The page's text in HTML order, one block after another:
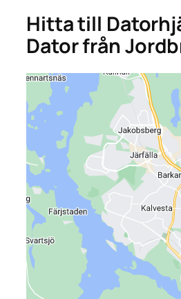
Hitta till
Dator från